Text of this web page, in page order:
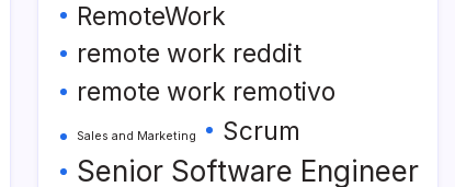
RemoteWork
remote work reddit
remote work remotivo
Sales and Marketing Scrum
Senior Software Engineer